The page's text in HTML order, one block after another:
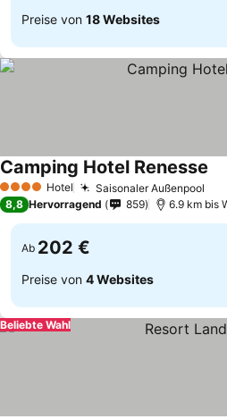
Preise von 18 Websites
4 Sterne Hotel Saisonaler Außenpool
Camping Hotel Renesse
8,8 Hervorragend 859 6.9 km bis
Ab 202 €
Preise von 4 Websites
Beliebte Wahl